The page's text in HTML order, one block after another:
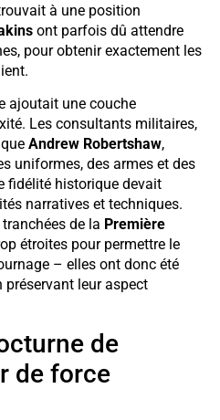
à une position
ont parfois dû attendre
pour obtenir exactement les
ajoutait une couche
Les consultants militaires,
Andrew Robertshaw,
uniformes, des armes et des
fidélité historique devait
narratives et techniques.
de la Première
étroites pour permettre le
– elles ont donc été
préservant leur aspect
de
de force